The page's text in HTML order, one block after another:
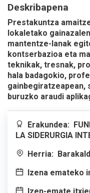
Deskribapena
Prestakuntza
lokaletako
mantentze-lanak
kontserbazioa eta
teknikak, tresnak,
hala badagokio,
gainbegiratzeapean,
buruzko araudi
Erakundea:
LA SIDERURGIA
Herria:
Izena emateko